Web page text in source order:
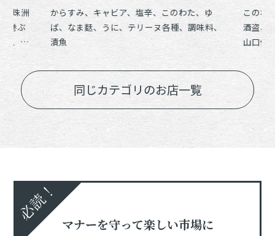
、珠洲
巻ぶ
、鮨
からすみ、キャビア、塩辛、このわた、ゆ
ば、なま麩、うに、テリーヌ各種、調味料、
漬魚
このわ
酒盗、
山口仙
同じカテゴリのお店一覧
必読！
マナーを守って楽しい市場に